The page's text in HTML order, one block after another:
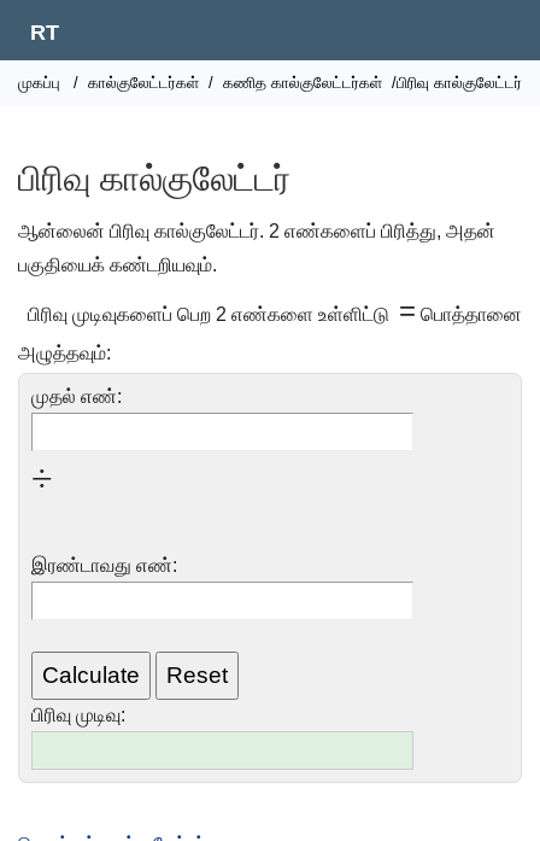
RT
முகப்பு / கால்குலேட்டர்கள் / கணித கால்குலேட்டர்கள் /பிரிவு கால்குலேட்டர்
பிரிவு கால்குலேட்டர்
ஆன்லைன் பிரிவு கால்குலேட்டர். 2 எண்களைப் பிரித்து, அதன்
பகுதியைக் கண்டறியவும்.
பிரிவு முடிவுகளைப் பெற 2 எண்களை உள்ளிட்டு = பொத்தானை
அழுத்தவும்:
முதல் எண்:
÷
இரண்டாவது எண்:
பிரிவு முடிவு: